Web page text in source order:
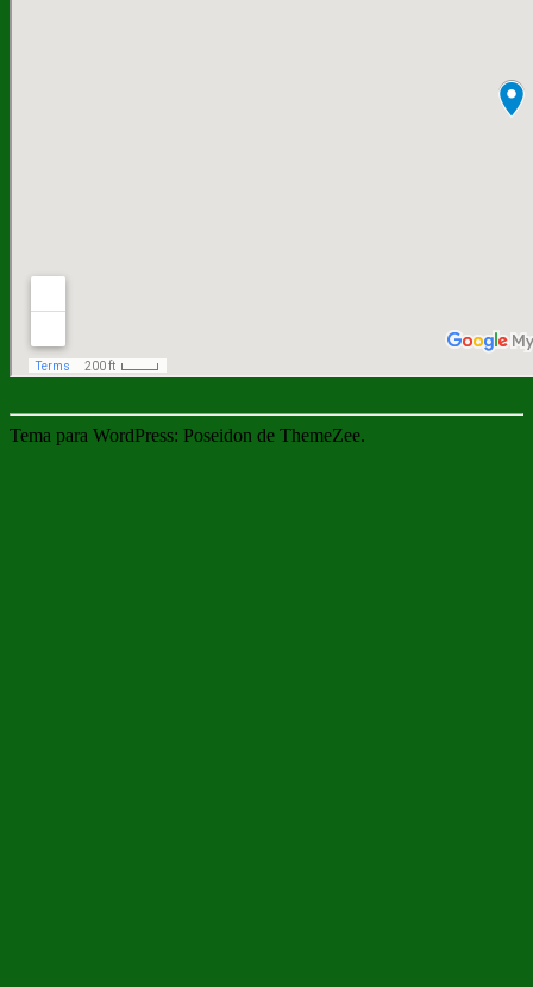
Tema para WordPress: Poseidon de ThemeZee.